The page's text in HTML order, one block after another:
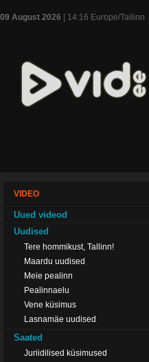
09 August 2026 | 14:16 Europe/Tallinn
VIDEO
Uued videod
Uudised
Tere hommikust, Tallinn!
Maardu uudised
Meie pealinn
Pealinnaelu
Vene küsimus
Lasnamäe uudised
Saated
Juriidilised küsimused